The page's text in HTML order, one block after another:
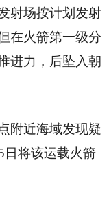
射场按计划发射
在火箭第一级分
进力，后坠入朝
附近海域发现疑
日将该运载火箭